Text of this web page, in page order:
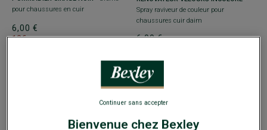
pour chaussures en cuir
6,00 €
12€3 produits d'entretien au choix
Spray raviveur de couleur pour
chaussures cuir daim
6,00 €
Bienvenue chez Bexley
Continuer sans accepter